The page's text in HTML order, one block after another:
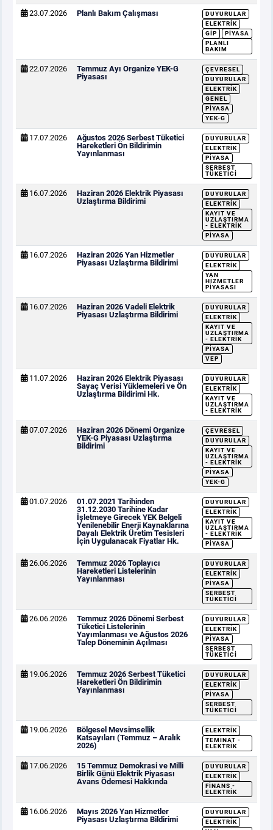
23.07.2026 Planlı Bakım Çalışması
DUYURULAR
ELEKTRIK
GİP
PIYASA
PLANLI
BAKIM
22.07.2026
Temmuz Ayı Organize YEK-G
Piyasası
ÇEVRESEL
DUYURULAR
ELEKTRIK
GENEL
PIYASA
YEK-G
17.07.2026
Ağustos 2026 Serbest Tüketici
Hareketleri Ön Bildirimin
Yayınlanması
DUYURULAR
ELEKTRIK
PIYASA
SERBEST
TÜKETICI
16.07.2026
Haziran 2026 Elektrik Piyasası
Uzlaştırma Bildirimi
DUYURULAR
ELEKTRIK
KAYIT VE
UZLAŞTIRMA
- ELEKTRIK
PIYASA
16.07.2026
Haziran 2026 Yan Hizmetler
Piyasası Uzlaştırma Bildirimi
DUYURULAR
ELEKTRIK
YAN
HIZMETLER
PIYASASI
16.07.2026
Haziran 2026 Vadeli Elektrik
Piyasası Uzlaştırma Bildirimi
DUYURULAR
ELEKTRIK
KAYIT VE
UZLAŞTIRMA
- ELEKTRIK
PIYASA
VEP
11.07.2026
Haziran 2026 Elektrik Piyasası
Sayaç Verisi Yüklemeleri ve Ön
Uzlaştırma Bildirimi Hk.
DUYURULAR
ELEKTRIK
KAYIT VE
UZLAŞTIRMA
- ELEKTRIK
07.07.2026
Haziran 2026 Dönemi Organize
YEK-G Piyasası Uzlaştırma
Bildirimi
ÇEVRESEL
DUYURULAR
KAYIT VE
UZLAŞTIRMA
- ELEKTRIK
PIYASA
YEK-G
01.07.2026
01.07.2021 Tarihinden
31.12.2030 Tarihine Kadar
İşletmeye Girecek YEK Belgeli
Yenilenebilir Enerji Kaynaklarına
Dayalı Elektrik Üretim Tesisleri
İçin Uygulanacak Fiyatlar Hk.
DUYURULAR
ELEKTRIK
KAYIT VE
UZLAŞTIRMA
- ELEKTRIK
PIYASA
26.06.2026
Temmuz 2026 Toplayıcı
Hareketleri Listelerinin
Yayınlanması
DUYURULAR
ELEKTRIK
PIYASA
SERBEST
TÜKETICI
26.06.2026
Temmuz 2026 Dönemi Serbest
Tüketici Listelerinin
Yayımlanması ve Ağustos 2026
Talep Döneminin Açılması
DUYURULAR
ELEKTRIK
PIYASA
SERBEST
TÜKETICI
19.06.2026
Temmuz 2026 Serbest Tüketici
Hareketleri Ön Bildirimin
Yayınlanması
DUYURULAR
ELEKTRIK
PIYASA
SERBEST
TÜKETICI
19.06.2026
Bölgesel Mevsimsellik
Katsayıları (Temmuz – Aralık
2026)
ELEKTRIK
TEMINAT -
ELEKTRIK
17.06.2026
15 Temmuz Demokrasi ve Milli
Birlik Günü Elektrik Piyasası
Avans Ödemesi Hakkında
DUYURULAR
ELEKTRIK
FINANS -
ELEKTRIK
16.06.2026
Mayıs 2026 Yan Hizmetler
Piyasası Uzlaştırma Bildirimi
DUYURULAR
ELEKTRIK